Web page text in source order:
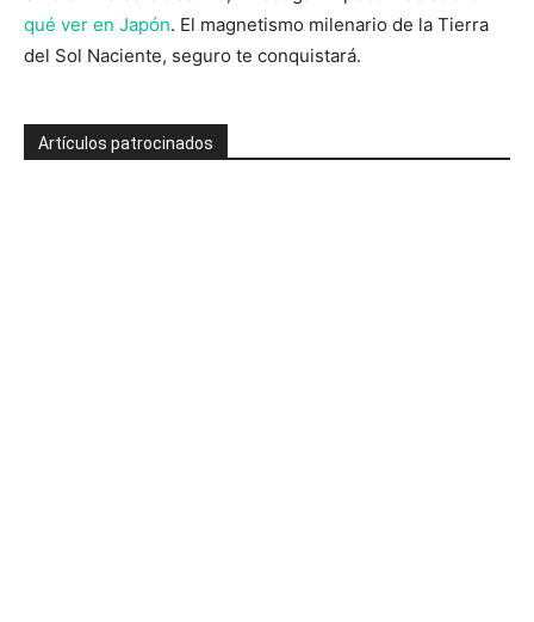
qué ver en Japón. El magnetismo milenario de la Tierra
del Sol Naciente, seguro te conquistará.
Artículos patrocinados